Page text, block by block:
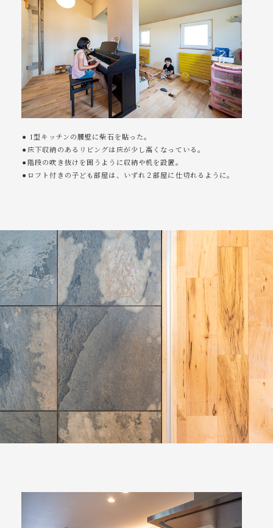
⚫︎ I型キッチンの腰壁に柴石を貼った。
⚫︎床下収納のあるリビングは床が少し高くなっている。
⚫︎階段の吹き抜けを囲うように収納や机を設置。
⚫︎ロフト付きの子ども部屋は、いずれ２部屋に仕切れるように。